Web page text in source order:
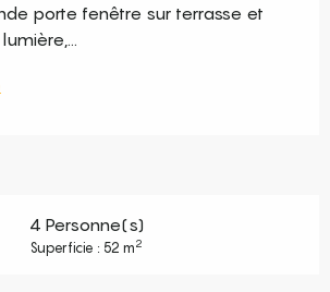
porte fenêtre sur terrasse et
4 Personne(s)
Superficie : 52 m2